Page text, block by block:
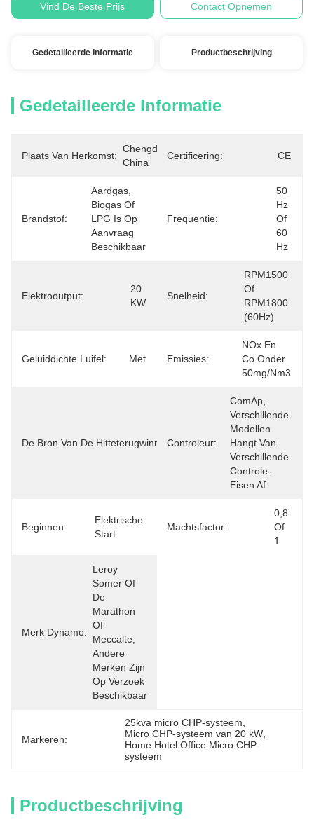
Vind De Beste Prijs Contact Opnemen
Gedetailleerde Informatie Productbeschrijving
Gedetailleerde Informatie
Plaats Van Herkomst:
Chengdu,
China
Certificering: CE
Brandstof:
Aardgas,
Biogas Of
LPG Is Op
Aanvraag
Beschikbaar
Frequentie:
50
Hz
Of
60
Hz
Elektrooutput:
20
KW
Snelheid:
RPM1500
Of
RPM1800
(60Hz)
Geluiddichte Luifel: Met Emissies:
NOx En
Co Onder
50mg/Nm3
De Bron Van De Hitteterugwinning:
Uitlaat En Van
De Motoruitlaat
Verzamelleiding
Controleur:
ComAp,
Verschillende
Modellen
Hangt Van
Verschillende
Controle-
Eisen Af
Beginnen:
Elektrische
Start
Machtsfactor:
0,8
Of
1
Merk Dynamo:
Leroy
Somer Of
De
Marathon
Of
Meccalte,
Andere
Merken Zijn
Op Verzoek
Beschikbaar
Markeren:
25kva micro CHP-systeem
Micro CHP-systeem van 20 kW
Home Hotel Office Micro CHP-
systeem
Productbeschrijving